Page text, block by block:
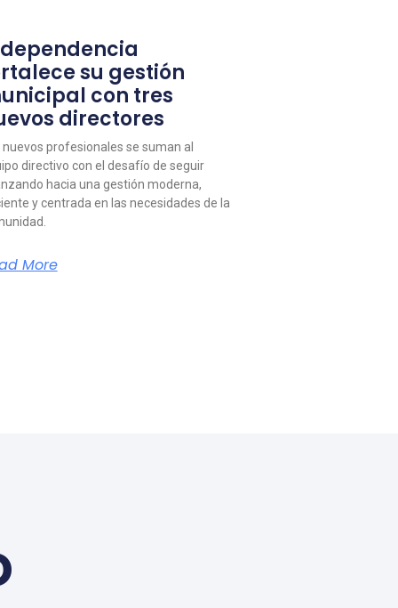
su gestión
con tres
directores
nuevos profesionales se suman al
directivo con el desafío de seguir
hacia una gestión moderna,
y centrada en las necesidades de la
More